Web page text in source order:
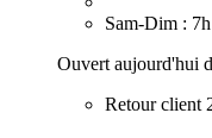
Sam-Dim :
Ouvert aujourd'hui
Retour client